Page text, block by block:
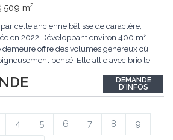
509 m2
cette ancienne bâtisse de caractère,
en 2022.Développant environ 400 m²
demeure offre des volumes généreux où
pensé. Elle allie avec brio le
harmonieuse et fonctionnelle a
...
DEMANDE
D'INFOS
4 5 6 7 8 9